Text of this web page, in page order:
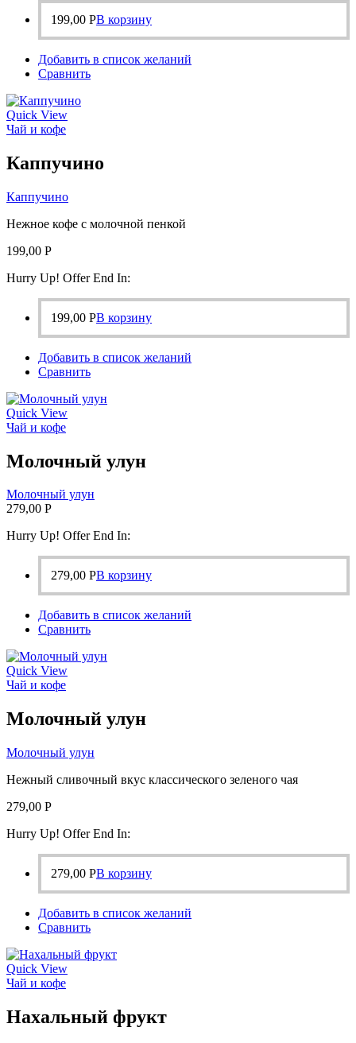
199,00 РВ корзину
Добавить в список желаний
Сравнить
Quick View
Чай и кофе
Каппучино
Каппучино
Нежное кофе с молочной пенкой
199,00 Р
Hurry Up! Offer End In:
199,00 РВ корзину
Добавить в список желаний
Сравнить
Quick View
Чай и кофе
Молочный улун
Молочный улун
279,00 Р
Hurry Up! Offer End In:
279,00 РВ корзину
Добавить в список желаний
Сравнить
Quick View
Чай и кофе
Молочный улун
Молочный улун
Нежный сливочный вкус классического зеленого чая
279,00 Р
Hurry Up! Offer End In:
279,00 РВ корзину
Добавить в список желаний
Сравнить
Quick View
Чай и кофе
Нахальный фрукт